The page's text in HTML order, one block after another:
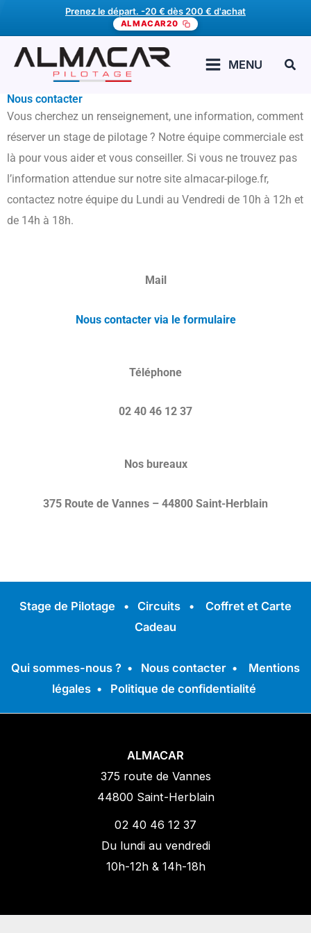
Prenez le départ. -20 € dès 200 € d'achat
ALMACAR20
contenu
MENU
Nous contacter
Vous cherchez un renseignement, une information, comment
réserver un stage de pilotage ? Notre équipe commerciale est
là pour vous aider et vous conseiller. Si vous ne trouvez pas
l’information attendue sur notre site almacar-piloge.fr,
contactez notre équipe du Lundi au Vendredi de 10h à 12h et
de 14h à 18h.
Mail
Nous contacter via le formulaire
Téléphone
02 40 46 12 37
Nos bureaux
375 Route de Vannes – 44800 Saint-Herblain
Stage de Pilotage • Circuits • Coffret et Carte
Cadeau
Qui sommes-nous ? • Nous contacter • Mentions
légales • Politique de confidentialité
ALMACAR
375 route de Vannes
44800 Saint-Herblain
02 40 46 12 37
Du lundi au vendredi
10h-12h & 14h-18h